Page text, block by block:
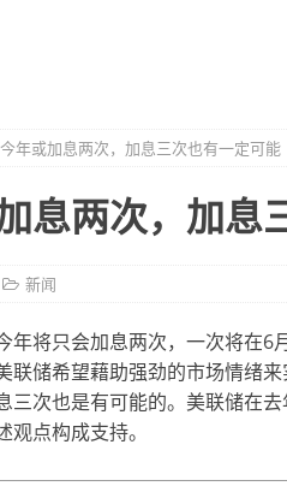
年或加息两次，加息三次也有一定可能
息两次，加息
新闻
年将只会加息两次，一次将在6
联储希望藉助强劲的市场情绪
三次也是有可能的。美联储在
点构成支持。